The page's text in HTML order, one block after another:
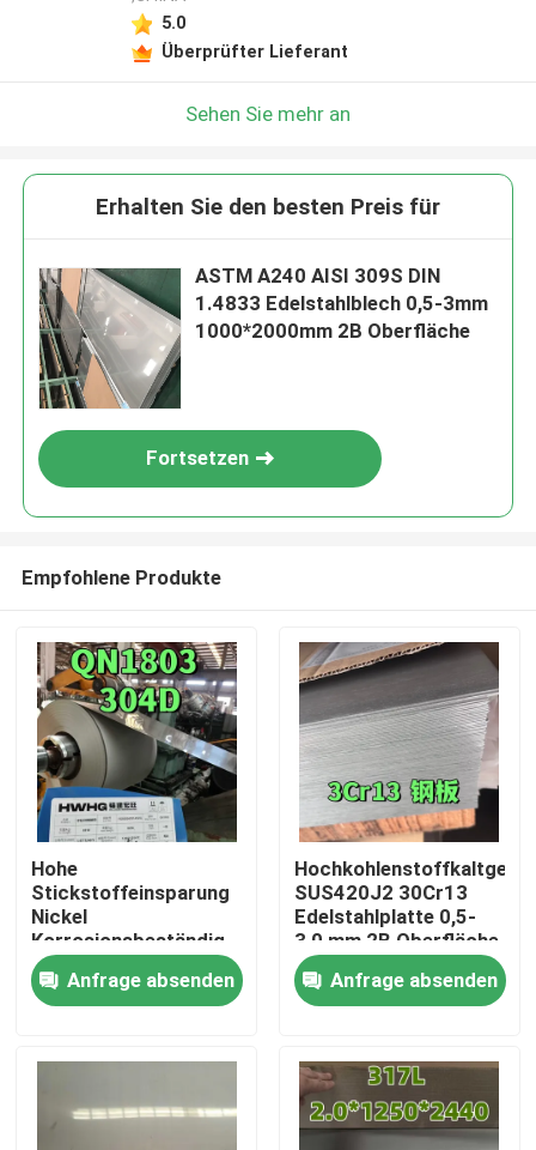
Zu Hause
5.0
Überprüfter Lieferant
Sehen Sie mehr an
Erhalten Sie den besten Preis für
ASTM A240 AISI 309S DIN
1.4833 Edelstahlblech 0,5-3mm
1000*2000mm 2B Oberfläche
Fortsetzen
Empfohlene Produkte
Hohe
Stickstoffeinsparung
Nickel
Korrosionsbeständig
304D QN1803
Edelstahlblech 2mm
2B Oberfläche zur
Anfrage absenden
SUS420J2 30Cr13
Edelstahlplatte 0,5-
3,0 mm 2B Oberfläche
für Messer
Anfrage absenden